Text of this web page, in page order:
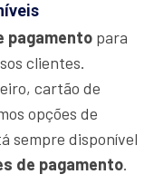
pagamento para
clientes.
cartão de
opções de
sempre disponível
de pagamento.